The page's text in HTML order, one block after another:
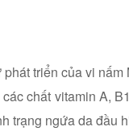
triển của vi
chất vitamin A,
trạng ngứa da đầu